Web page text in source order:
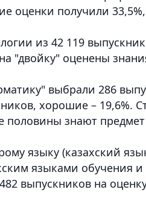
оценки получили
из 42 119
"двойку" оценены
выбрали 286
хорошие – 19,6%.
половины знают
языку (казахский
языками обучения
выпускников на